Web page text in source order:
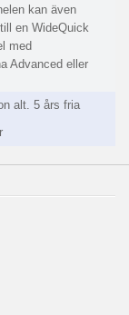
kan även
en WideQuick
med
Advanced eller
alt. 5 års fria